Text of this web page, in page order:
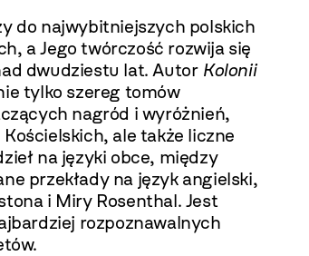
do najwybitniejszych polskich
a Jego twórczość rozwija się
dwudziestu lat. Autor Kolonii
tylko szereg tomów
nagród i wyróżnień,
ale także liczne
na języki obce, między
przekłady na język angielski,
i Miry Rosenthal. Jest
rozpoznawalnych